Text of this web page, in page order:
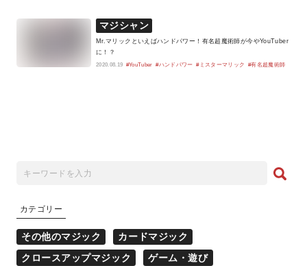
マジシャン
Mr.マリックといえばハンドパワー！有名超魔術師が今やYouTuber
に！？
2020.08.19 #YouTuber #ハンドパワー #ミスターマリック #有名超魔術師
カテゴリー
その他のマジック
カードマジック
クロースアップマジック
ゲーム・遊び